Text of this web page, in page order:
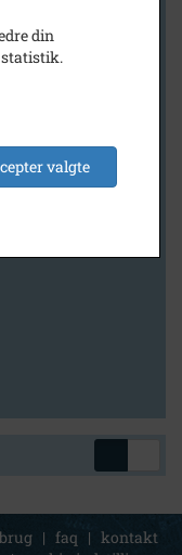
| faq | kontakt
din
valgte